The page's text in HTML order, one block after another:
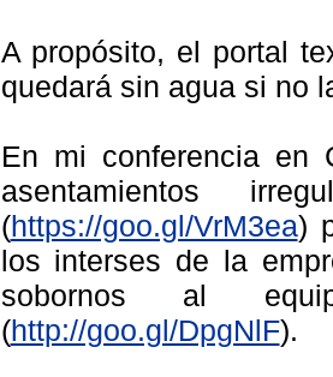
A propósito, el portal
quedará sin agua si no
En mi conferencia en
asentamientos
(https://goo.gl/VrM3ea)
los interses de la
sobornos al
(http://goo.gl/DpgNlF).